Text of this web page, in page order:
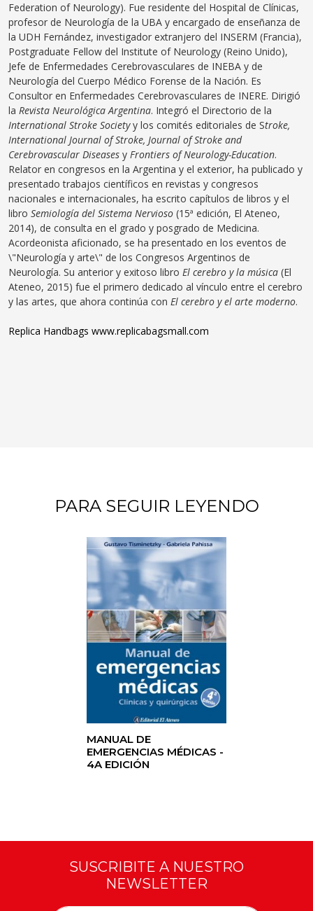
Federation of Neurology). Fue residente del Hospital de Clínicas,
profesor de Neurología de la UBA y encargado de enseñanza de
la UDH Fernández, investigador extranjero del INSERM (Francia),
Postgraduate Fellow del Institute of Neurology (Reino Unido),
Jefe de Enfermedades Cerebrovasculares de INEBA y de
Neurología del Cuerpo Médico Forense de la Nación. Es
Consultor en Enfermedades Cerebrovasculares de INERE. Dirigió
la Revista Neurológica Argentina. Integró el Directorio de la
International Stroke Societyy los comités editoriales de Stroke,
International Journal of Stroke, Journal of Stroke and
Cerebrovascular Diseases y Frontiers of Neurology-Education.
Relator en congresos en la Argentina y el exterior, ha publicado y
presentado trabajos científicos en revistas y congresos
nacionales e internacionales, ha escrito capítulos de libros y el
libro Semiología del Sistema Nervioso (15ª edición, El Ateneo,
2014), de consulta en el grado y posgrado de Medicina.
Acordeonista aficionado, se ha presentado en los eventos de
\"Neurología y arte\" de los Congresos Argentinos de
Neurología. Su anterior y exitoso libro El cerebro y la música (El
Ateneo, 2015) fue el primero dedicado al vínculo entre el cerebro
y las artes, que ahora continúa con El cerebro y el arte moderno.
Replica Handbags www.replicabagsmall.com
PARA SEGUIR LEYENDO
MANUAL DE
EMERGENCIAS MÉDICAS -
4A EDICIÓN
SUSCRIBITE A NUESTRO
NEWSLETTER